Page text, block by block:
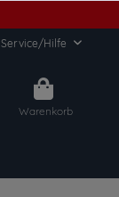
Service/Hilfe
Warenkorb